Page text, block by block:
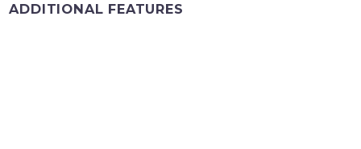
ADDITIONAL FEATURES